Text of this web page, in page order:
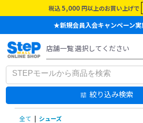
税込 5,000 円以上のお買い上げで
★新規会員入会キャンペーン
絞り込み検索
全て | シューズ